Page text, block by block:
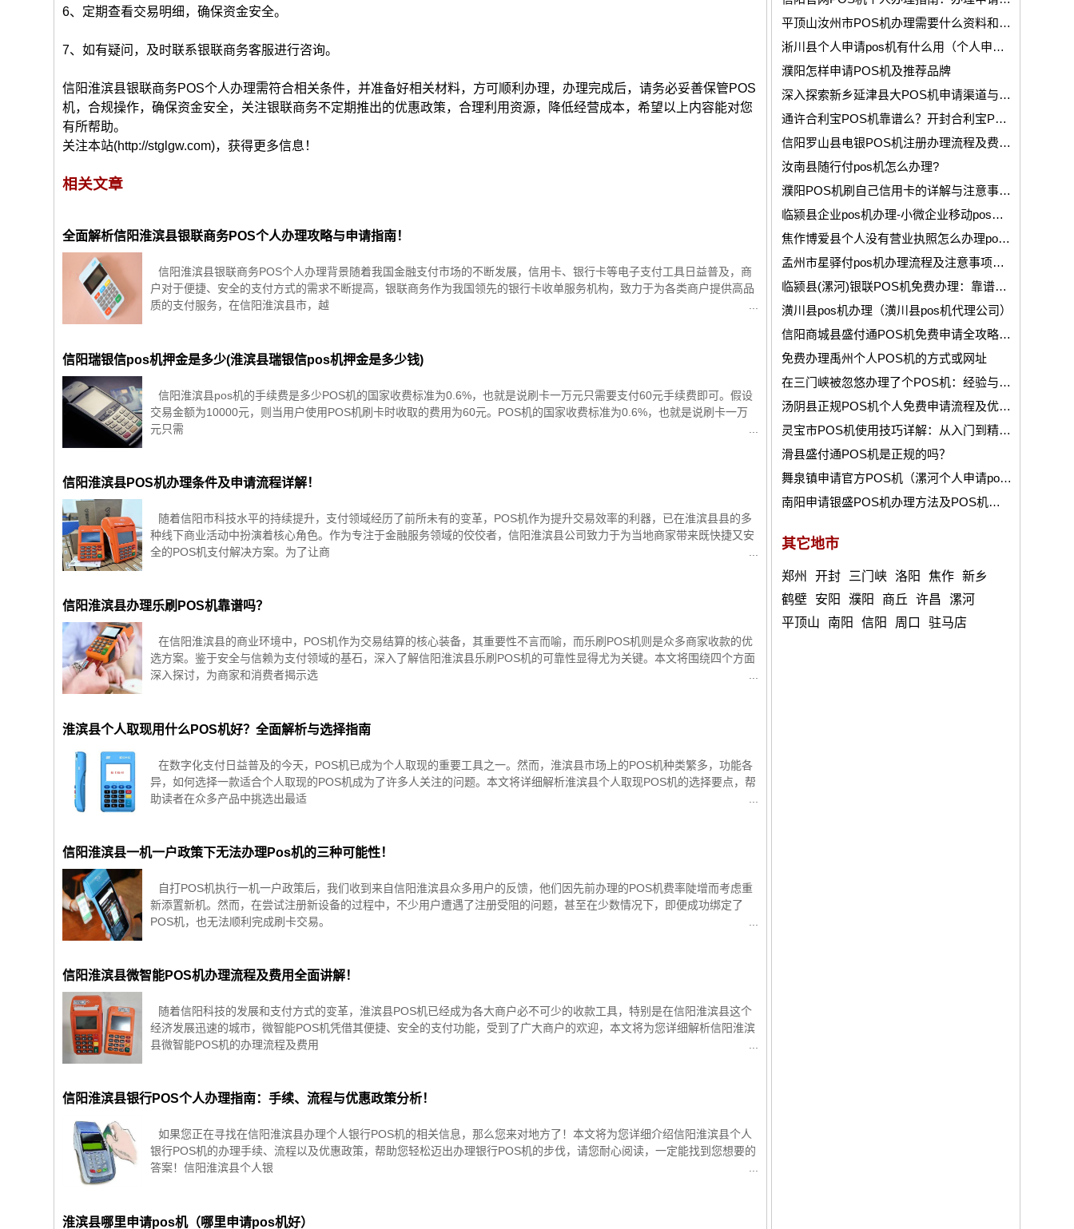
6、定期查看交易明细，确保资金安全。
7、如有疑问，及时联系银联商务客服进行咨询。
信阳淮滨县银联商务POS个人办理需符合相关条件，并准备好相关材料，方可顺利办理，办理完成后，请务必妥善保管POS
机，合规操作，确保资金安全，关注银联商务不定期推出的优惠政策，合理利用资源，降低经营成本，希望以上内容能对您
有所帮助。
关注本站(http://stglgw.com)，获得更多信息！
相关文章
全面解析信阳淮滨县银联商务POS个人办理攻略与申请指南！
信阳淮滨县银联商务POS个人办理背景随着我国金融支付市场的不断发展，信用卡、银行卡等电子支付工具日益普及，商
户对于便捷、安全的支付方式的需求不断提高，银联商务作为我国领先的银行卡收单服务机构，致力于为各类商户提供高品
质的支付服务，在信阳淮滨县市，越
信阳瑞银信pos机押金是多少(淮滨县瑞银信pos机押金是多少钱)
信阳淮滨县pos机的手续费是多少POS机的国家收费标准为0.6%，也就是说刷卡一万元只需要支付60元手续费即可。假设
交易金额为10000元，则当用户使用POS机刷卡时收取的费用为60元。POS机的国家收费标准为0.6%，也就是说刷卡一万
元只需
信阳淮滨县POS机办理条件及申请流程详解！
随着信阳市科技水平的持续提升，支付领域经历了前所未有的变革，POS机作为提升交易效率的利器，已在淮滨县县的多
种线下商业活动中扮演着核心角色。作为专注于金融服务领域的佼佼者，信阳淮滨县公司致力于为当地商家带来既快捷又安
全的POS机支付解决方案。为了让商
信阳淮滨县办理乐刷POS机靠谱吗？
在信阳淮滨县的商业环境中，POS机作为交易结算的核心装备，其重要性不言而喻，而乐刷POS机则是众多商家收款的优
选方案。鉴于安全与信赖为支付领域的基石，深入了解信阳淮滨县乐刷POS机的可靠性显得尤为关键。本文将围绕四个方面
深入探讨，为商家和消费者揭示选
淮滨县个人取现用什么POS机好？全面解析与选择指南
在数字化支付日益普及的今天，POS机已成为个人取现的重要工具之一。然而，淮滨县市场上的POS机种类繁多，功能各
异，如何选择一款适合个人取现的POS机成为了许多人关注的问题。本文将详细解析淮滨县个人取现POS机的选择要点，帮
助读者在众多产品中挑选出最适
信阳淮滨县一机一户政策下无法办理Pos机的三种可能性！
自打POS机执行一机一户政策后，我们收到来自信阳淮滨县众多用户的反馈，他们因先前办理的POS机费率陡增而考虑重
新添置新机。然而，在尝试注册新设备的过程中，不少用户遭遇了注册受阻的问题，甚至在少数情况下，即便成功绑定了
POS机，也无法顺利完成刷卡交易。
信阳淮滨县微智能POS机办理流程及费用全面讲解！
随着信阳科技的发展和支付方式的变革，淮滨县POS机已经成为各大商户必不可少的收款工具，特别是在信阳淮滨县这个
经济发展迅速的城市，微智能POS机凭借其便捷、安全的支付功能，受到了广大商户的欢迎，本文将为您详细解析信阳淮滨
县微智能POS机的办理流程及费用
信阳淮滨县银行POS个人办理指南：手续、流程与优惠政策分析！
如果您正在寻找在信阳淮滨县办理个人银行POS机的相关信息，那么您来对地方了！本文将为您详细介绍信阳淮滨县个人
银行POS机的办理手续、流程以及优惠政策，帮助您轻松迈出办理银行POS机的步伐，请您耐心阅读，一定能找到您想要的
答案！信阳淮滨县个人银
淮滨县哪里申请pos机（哪里申请pos机好）
平顶山汝州市POS机办理需要什么资料和申请条件？
淅川县个人申请pos机有什么用（个人申请poss机有啥影响）
濮阳怎样申请POS机及推荐品牌
深入探索新乡延津县大POS机申请渠道与关键注意事项！
通许合利宝POS机靠谱么？开封合利宝POS机免费申请
信阳罗山县电银POS机注册办理流程及费率解答！
汝南县随行付pos机怎么办理?
濮阳POS机刷自己信用卡的详解与注意事项！
临颍县企业pos机办理-小微企业移动pos机申请流程
焦作博爱县个人没有营业执照怎么办理pos机业务？
孟州市星驿付pos机办理流程及注意事项详解
临颍县(漯河)银联POS机免费办理：靠谱选择还是隐藏风险？
潢川县pos机办理（潢川县pos机代理公司）
信阳商城县盛付通POS机免费申请全攻略：手续简化，轻松获取！
免费办理禹州个人POS机的方式或网址
在三门峡被忽悠办理了个POS机：经验与教训！
汤阴县正规POS机个人免费申请流程及优势详解！
灵宝市POS机使用技巧详解：从入门到精通！
滑县盛付通POS机是正规的吗？
舞泉镇申请官方POS机（漯河个人申请pos机须注意的三个事项）
南阳申请银盛POS机办理方法及POS机该使用介绍！
其它地市
郑州 开封 三门峡 洛阳 焦作 新乡
鹤壁
安阳 濮阳 商丘 许昌
漯河
平顶山
南阳 信阳 周口 驻马店